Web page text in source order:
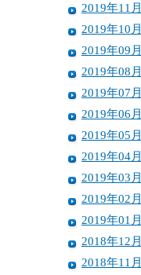
2019年11月
2019年10月
2019年09月
2019年08月
2019年07月
2019年06月
2019年05月
2019年04月
2019年03月
2019年02月
2019年01月
2018年12月
2018年11月